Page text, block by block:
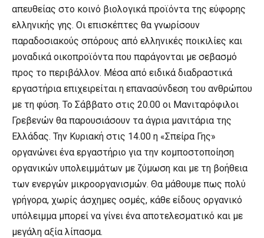
απευθείας στο κοινό βιολογικά προϊόντα της εύφορης
ελληνικής γης. Οι επισκέπτες θα γνωρίσουν
παραδοσιακούς σπόρους από ελληνικές ποικιλίες και
μοναδικά οικοπροϊόντα που παράγονται με σεβασμό
προς το περιβάλλον. Μέσα από ειδικά διαδραστικά
εργαστήρια επιχειρείται η επανασύνδεση του ανθρώπου
με τη φύση. Το Σάββατο στις 20.00 οι Μανιταρόφιλοι
Γρεβενών θα παρουσιάσουν τα άγρια μανιτάρια της
Ελλάδας. Την Κυριακή στις 14.00 η «Σπείρα Γης»
οργανώνει ένα εργαστήριο για την κομποστοποίηση
οργανικών υπολειμμάτων με ζύμωση και με τη βοήθεια
των ενεργών μικροοργανισμών. Θα μάθουμε πως πολύ
γρήγορα, χωρίς άσχημες οσμές, κάθε είδους οργανικό
υπόλειμμα μπορεί να γίνει ένα αποτελεσματικό και με
μεγάλη αξία λίπασμα.